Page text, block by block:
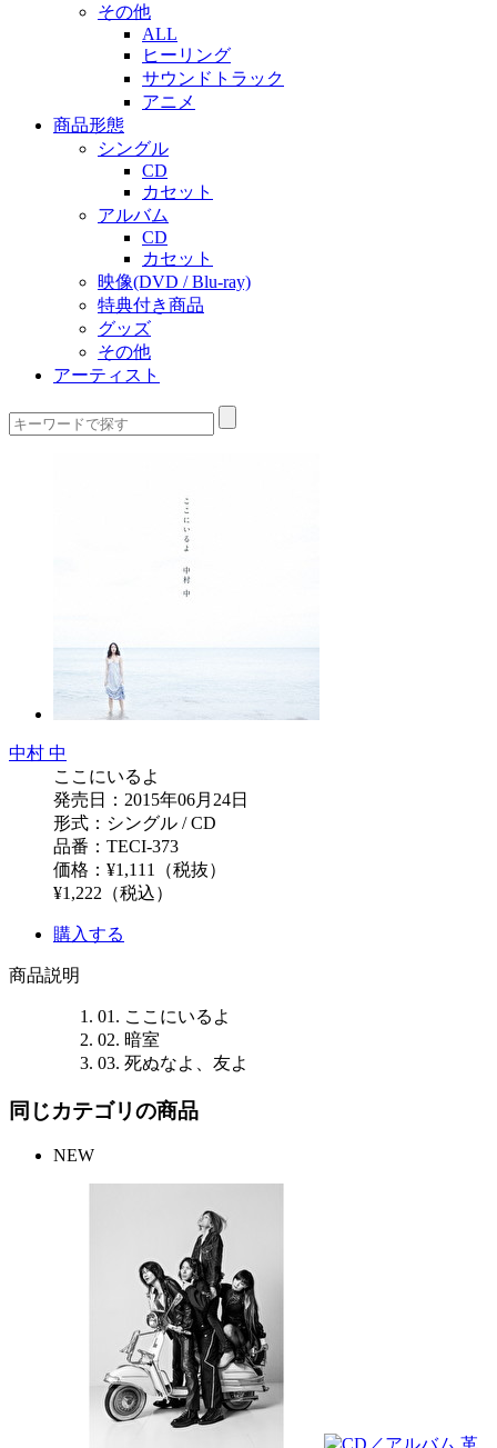
その他
ALL
ヒーリング
サウンドトラック
アニメ
商品形態
シングル
CD
カセット
アルバム
CD
カセット
映像(DVD / Blu-ray)
特典付き商品
グッズ
その他
アーティスト
中村 中
ここにいるよ
発売日：2015年06月24日
形式：シングル / CD
品番：TECI-373
価格：¥1,111（税抜）
¥1,222（税込）
購入する
商品説明
01. ここにいるよ
02. 暗室
03. 死ぬなよ、友よ
同じカテゴリの商品
NEW